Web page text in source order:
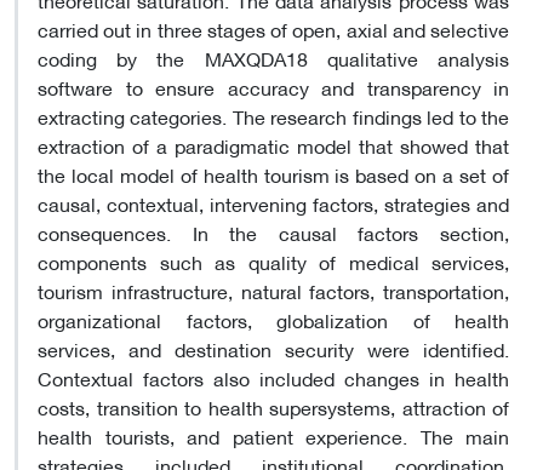
carried out in three stages of open, axial and selective
coding by the MAXQDA18 qualitative analysis
software to ensure accuracy and transparency in
extracting categories. The research findings led to the
extraction of a paradigmatic model that showed that
the local model of health tourism is based on a set of
causal, contextual, intervening factors, strategies and
consequences. In the causal factors section,
components such as quality of medical services,
tourism infrastructure, natural factors, transportation,
organizational factors, globalization of health
services, and destination security were identified.
Contextual factors also included changes in health
costs, transition to health supersystems, attraction of
health tourists, and patient experience. The main